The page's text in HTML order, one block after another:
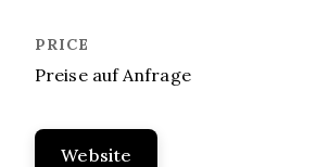
Preise auf Anfrage
Website